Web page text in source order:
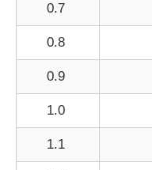
0.7
0.8
0.9
1.0
1.1